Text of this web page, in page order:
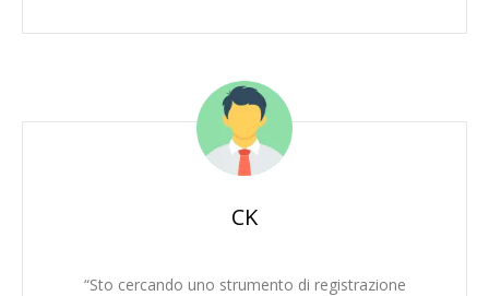
CK
“Sto cercando uno strumento di registrazione